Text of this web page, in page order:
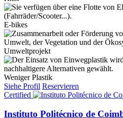
E-bikes
Umweltprojekt
Weniger Plastik
Siehe Profil Reservieren
Certified
Instituto Politécnico de